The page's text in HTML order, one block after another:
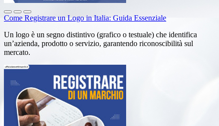
Come Registrare un Logo in Italia: Guida Essenziale
Un logo è un segno distintivo (grafico o testuale) che identifica
un’azienda, prodotto o servizio, garantendo riconoscibilità sul
mercato.